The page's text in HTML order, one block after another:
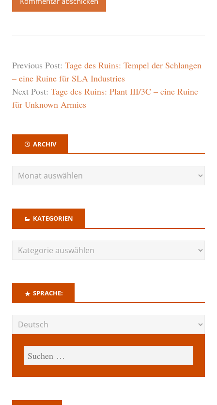
Previous Post: Tage des Ruins: Tempel der Schlangen
– eine Ruine für SLA Industries
Next Post: Tage des Ruins: Plant III/3C – eine Ruine
für Unknown Armies
ARCHIV
KATEGORIEN
SPRACHE: